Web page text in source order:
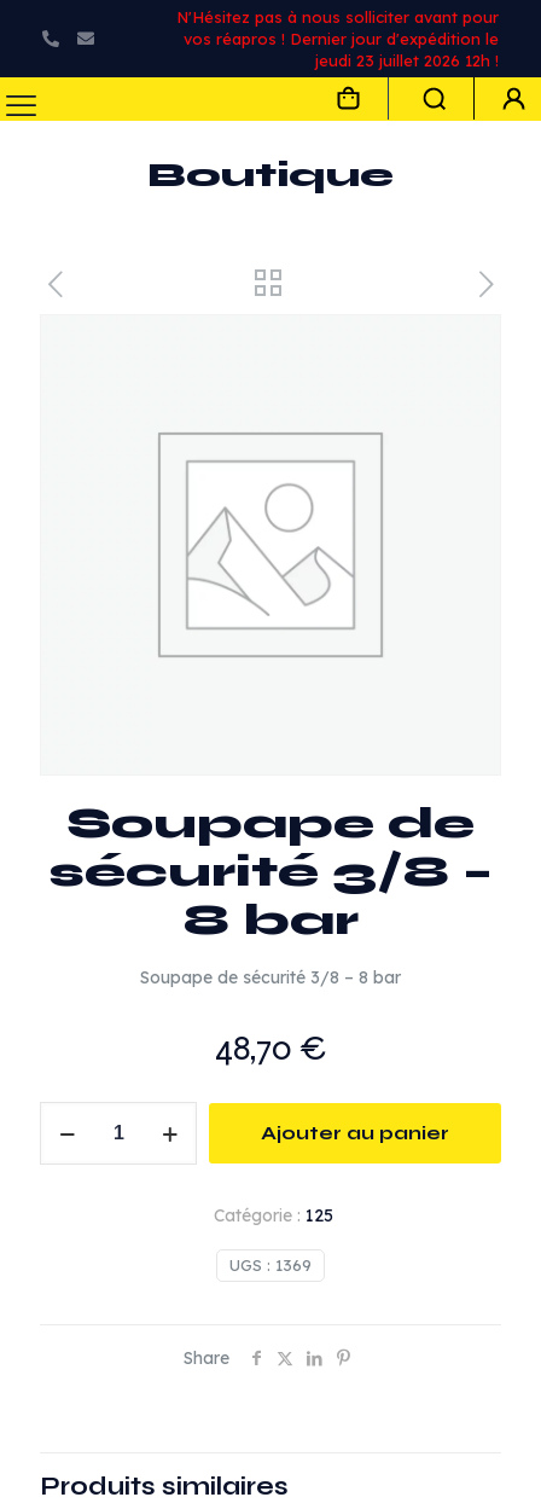
N'Hésitez pas à nous solliciter avant pour
vos réapros ! Dernier jour d'expédition le
jeudi 23 juillet 2026 12h !
Boutique
Soupape de
sécurité 3/8 –
8 bar
Soupape de sécurité 3/8 – 8 bar
48,70€
Ajouter au panier
UGS : 1369
Catégorie : 125
Share
Produits similaires